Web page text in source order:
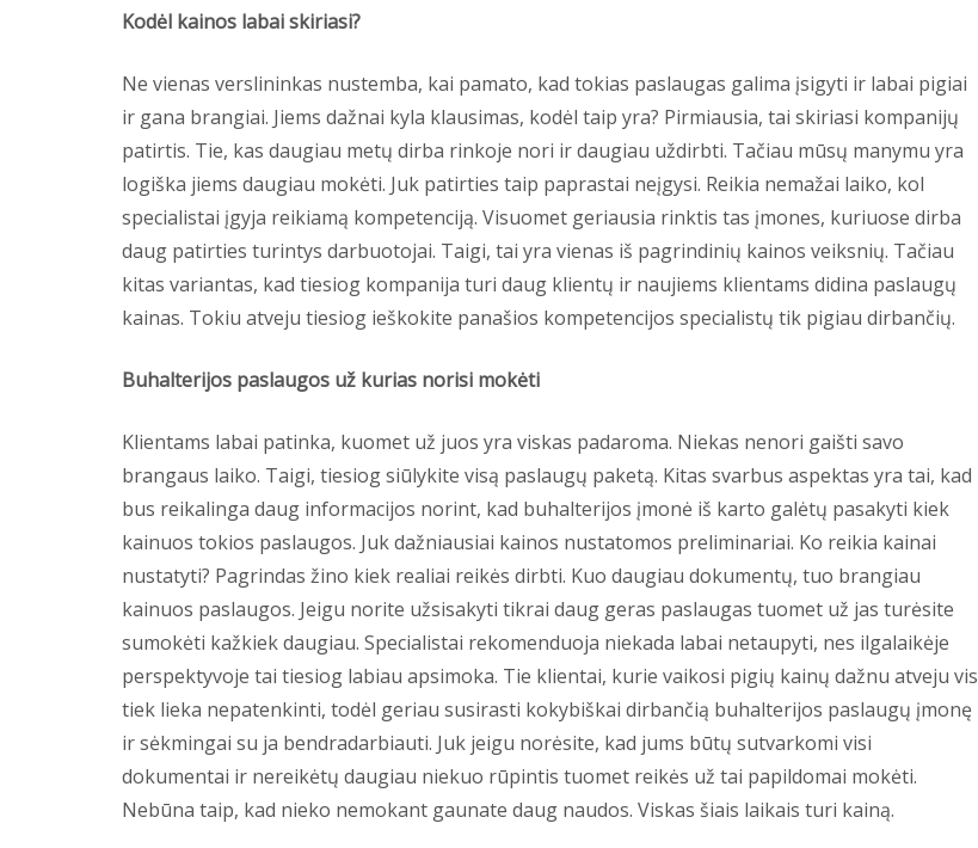
Kodėl kainos labai skiriasi?
Ne vienas verslininkas nustemba, kai pamato, kad tokias paslaugas galima įsigyti ir labai pigiai
ir gana brangiai. Jiems dažnai kyla klausimas, kodėl taip yra? Pirmiausia, tai skiriasi kompanijų
patirtis. Tie, kas daugiau metų dirba rinkoje nori ir daugiau uždirbti. Tačiau mūsų manymu yra
logiška jiems daugiau mokėti. Juk patirties taip paprastai neįgysi. Reikia nemažai laiko, kol
specialistai įgyja reikiamą kompetenciją. Visuomet geriausia rinktis tas įmones, kuriuose dirba
daug patirties turintys darbuotojai. Taigi, tai yra vienas iš pagrindinių kainos veiksnių. Tačiau
kitas variantas, kad tiesiog kompanija turi daug klientų ir naujiems klientams didina paslaugų
kainas. Tokiu atveju tiesiog ieškokite panašios kompetencijos specialistų tik pigiau dirbančių.
Buhalterijos paslaugos už kurias norisi mokėti
Klientams labai patinka, kuomet už juos yra viskas padaroma. Niekas nenori gaišti savo
brangaus laiko. Taigi, tiesiog siūlykite visą paslaugų paketą. Kitas svarbus aspektas yra tai, kad
bus reikalinga daug informacijos norint, kad buhalterijos įmonė iš karto galėtų pasakyti kiek
kainuos tokios paslaugos. Juk dažniausiai kainos nustatomos preliminariai. Ko reikia kainai
nustatyti? Pagrindas žino kiek realiai reikės dirbti. Kuo daugiau dokumentų, tuo brangiau
kainuos paslaugos. Jeigu norite užsisakyti tikrai daug geras paslaugas tuomet už jas turėsite
sumokėti kažkiek daugiau. Specialistai rekomenduoja niekada labai netaupyti, nes ilgalaikėje
perspektyvoje tai tiesiog labiau apsimoka. Tie klientai, kurie vaikosi pigių kainų dažnu atveju vis
tiek lieka nepatenkinti, todėl geriau susirasti kokybiškai dirbančią buhalterijos paslaugų įmonę
ir sėkmingai su ja bendradarbiauti. Juk jeigu norėsite, kad jums būtų sutvarkomi visi
dokumentai ir nereikėtų daugiau niekuo rūpintis tuomet reikės už tai papildomai mokėti.
Nebūna taip, kad nieko nemokant gaunate daug naudos. Viskas šiais laikais turi kainą.